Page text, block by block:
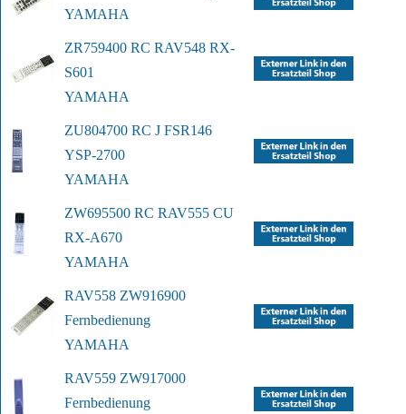
YAMAHA
ZR759400 RC RAV548 RX-
S601
YAMAHA
ZU804700 RC J FSR146
YSP-2700
YAMAHA
ZW695500 RC RAV555 CU
RX-A670
YAMAHA
RAV558 ZW916900
Fernbedienung
YAMAHA
RAV559 ZW917000
Fernbedienung